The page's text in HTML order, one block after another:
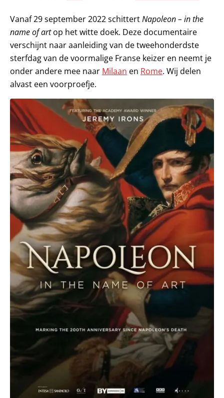
Vanaf 29 september 2022 schittertNapoleon – in the
name of artop het witte doek. Deze documentaire
verschijnt naar aanleiding van de tweehonderdste
sterfdag van de voormalige Franse keizer en neemt je
onder andere mee naar Milaan en Rome. Wij delen
alvast een voorproefje.